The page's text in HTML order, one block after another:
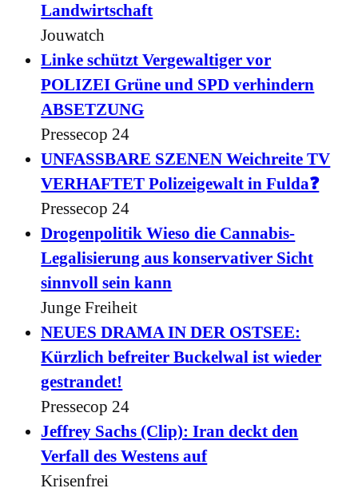
Landwirtschaft
Jouwatch
Linke schützt Vergewaltiger vor
POLIZEI Grüne und SPD verhindern
ABSETZUNG
Pressecop 24
UNFASSBARE SZENEN Weichreite TV
VERHAFTET Polizeigewalt in Fulda❓
Pressecop 24
Drogenpolitik Wieso die Cannabis-
Legalisierung aus konservativer Sicht
sinnvoll sein kann
Junge Freiheit
NEUES DRAMA IN DER OSTSEE:
Kürzlich befreiter Buckelwal ist wieder
gestrandet!
Pressecop 24
Jeffrey Sachs (Clip): Iran deckt den
Verfall des Westens auf
Krisenfrei